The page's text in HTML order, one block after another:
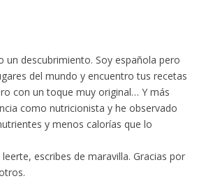
un descubrimiento. Soy española pero
del mundo y encuentro tus recetas
con un toque muy original… Y más
como nutricionista y he observado
y menos calorías que lo
escribes de maravilla. Gracias por